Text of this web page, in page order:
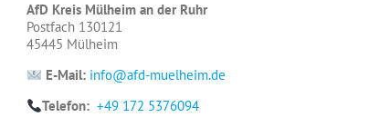
AfD Kreis Mülheim an der Ruhr
Postfach 130121
45445 Mülheim
E-Mail: info@afd-muelheim.de
Telefon: +49 172 5376094